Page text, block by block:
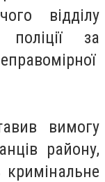
відділу
поліції за
вимогу
району,
кримінальне